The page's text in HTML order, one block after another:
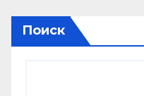
Поиск